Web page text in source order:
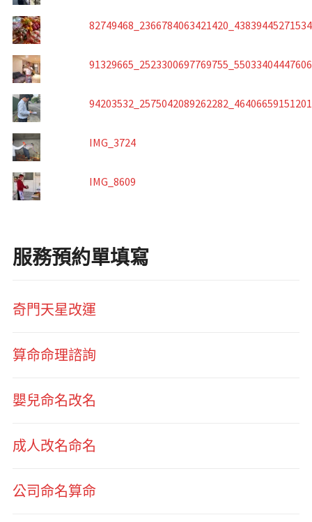
IMG_3724
IMG_8609
服務預約單填寫
奇門天星改運
算命命理諮詢
嬰兒命名改名
成人改名命名
公司命名算命